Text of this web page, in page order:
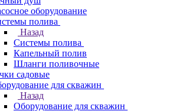
оборудование
полива
Назад
Системы полива
Капельный полив
Шланги поливочные
садовые
для скважин
Назад
Оборудование для скважин